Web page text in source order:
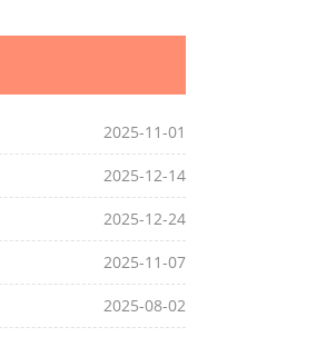
2025-11-01
2025-12-14
2025-12-24
2025-11-07
2025-08-02